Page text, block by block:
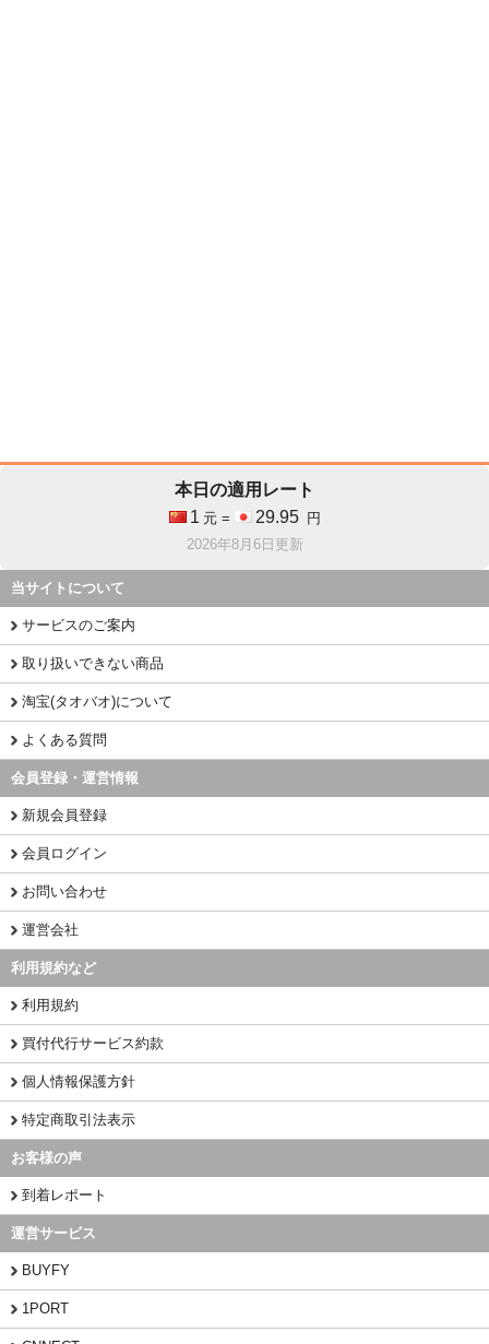
本日の適用レート
1 元 = 29.95
円
2026年8月6日更新
当サイトについて
サービスのご案内
取り扱いできない商品
淘宝(タオバオ)について
よくある質問
会員登録・運営情報
新規会員登録
会員ログイン
お問い合わせ
運営会社
利用規約など
利用規約
買付代行サービス約款
個人情報保護方針
特定商取引法表示
お客様の声
到着レポート
運営サービス
BUYFY
1PORT